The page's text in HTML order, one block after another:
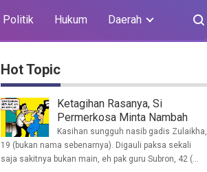
Politik Hukum Daerah
Hot Topic
Ketagihan Rasanya, Si
Permerkosa Minta Nambah
Kasihan sungguh nasib gadis Zulaikha,
19 (bukan nama sebenarnya). Digauli paksa sekali
saja sakitnya bukan main, eh pak guru Subron, 42 (...